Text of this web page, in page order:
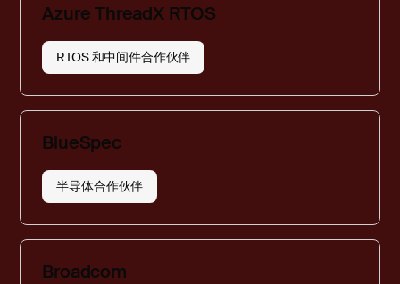
Azure ThreadX RTOS
RTOS 和中间件合作伙伴
BlueSpec
半导体合作伙伴
Broadcom